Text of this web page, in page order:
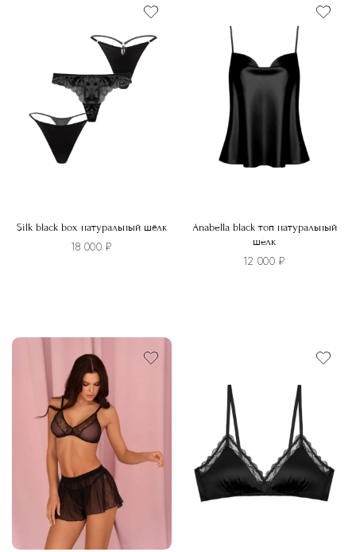
Silk black box натуральный шёлк
18 000 ₽
несколько
вариаций.
Опции
можно
выбрать
странице
товара.
Anabella black топ натуральный
шелк
12 000 ₽
выбрать
странице
товара.